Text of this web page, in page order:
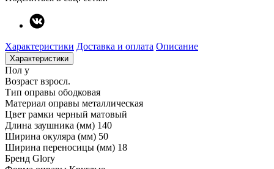
Характеристики Доставка и оплата Описание
Характеристики
Пол у
Возраст взросл.
Тип оправы ободковая
Материал оправы металлическая
Цвет рамки черный матовый
Длина заушника (мм) 140
Ширина окуляра (мм) 50
Ширина переносицы (мм) 18
Бренд Glory